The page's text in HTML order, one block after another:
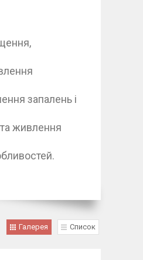
запалень і
та живлення
Галерея Список